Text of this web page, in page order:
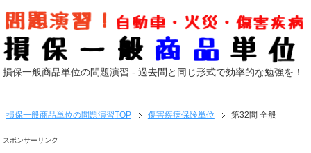
損保一般商品単位の問題演習 - 過去問と同じ形式で効率的な勉強を！
損保一般商品単位の問題演習TOP 傷害疾病保険単位 第32問 全般
スポンサーリンク